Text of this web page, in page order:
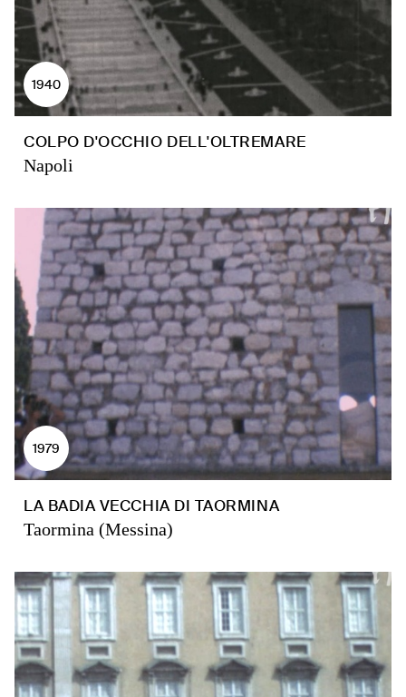
1940
COLPO D'OCCHIO DELL'OLTREMARE
Napoli
1979
LA BADIA VECCHIA DI TAORMINA
Taormina (Messina)